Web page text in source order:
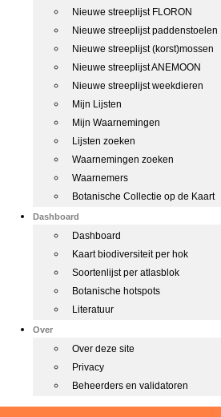
Nieuwe streeplijst FLORON
Nieuwe streeplijst paddenstoelen
Nieuwe streeplijst (korst)mossen
Nieuwe streeplijst ANEMOON
Nieuwe streeplijst weekdieren
Mijn Lijsten
Mijn Waarnemingen
Lijsten zoeken
Waarnemingen zoeken
Waarnemers
Botanische Collectie op de Kaart
Dashboard
Dashboard
Kaart biodiversiteit per hok
Soortenlijst per atlasblok
Botanische hotspots
Literatuur
Over
Over deze site
Privacy
Beheerders en validatoren